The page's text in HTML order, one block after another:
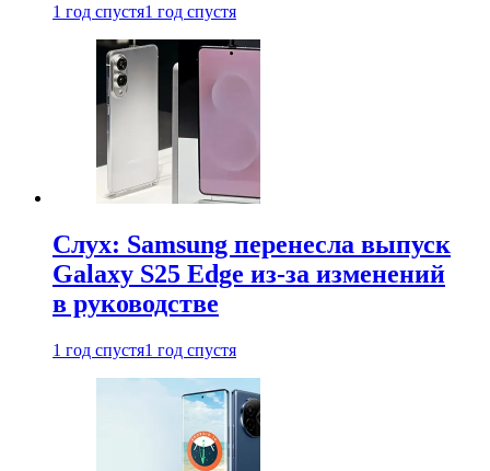
1 год спустя1 год спустя
Слух: Samsung перенесла выпуск
Galaxy S25 Edge из-за изменений
в руководстве
1 год спустя1 год спустя